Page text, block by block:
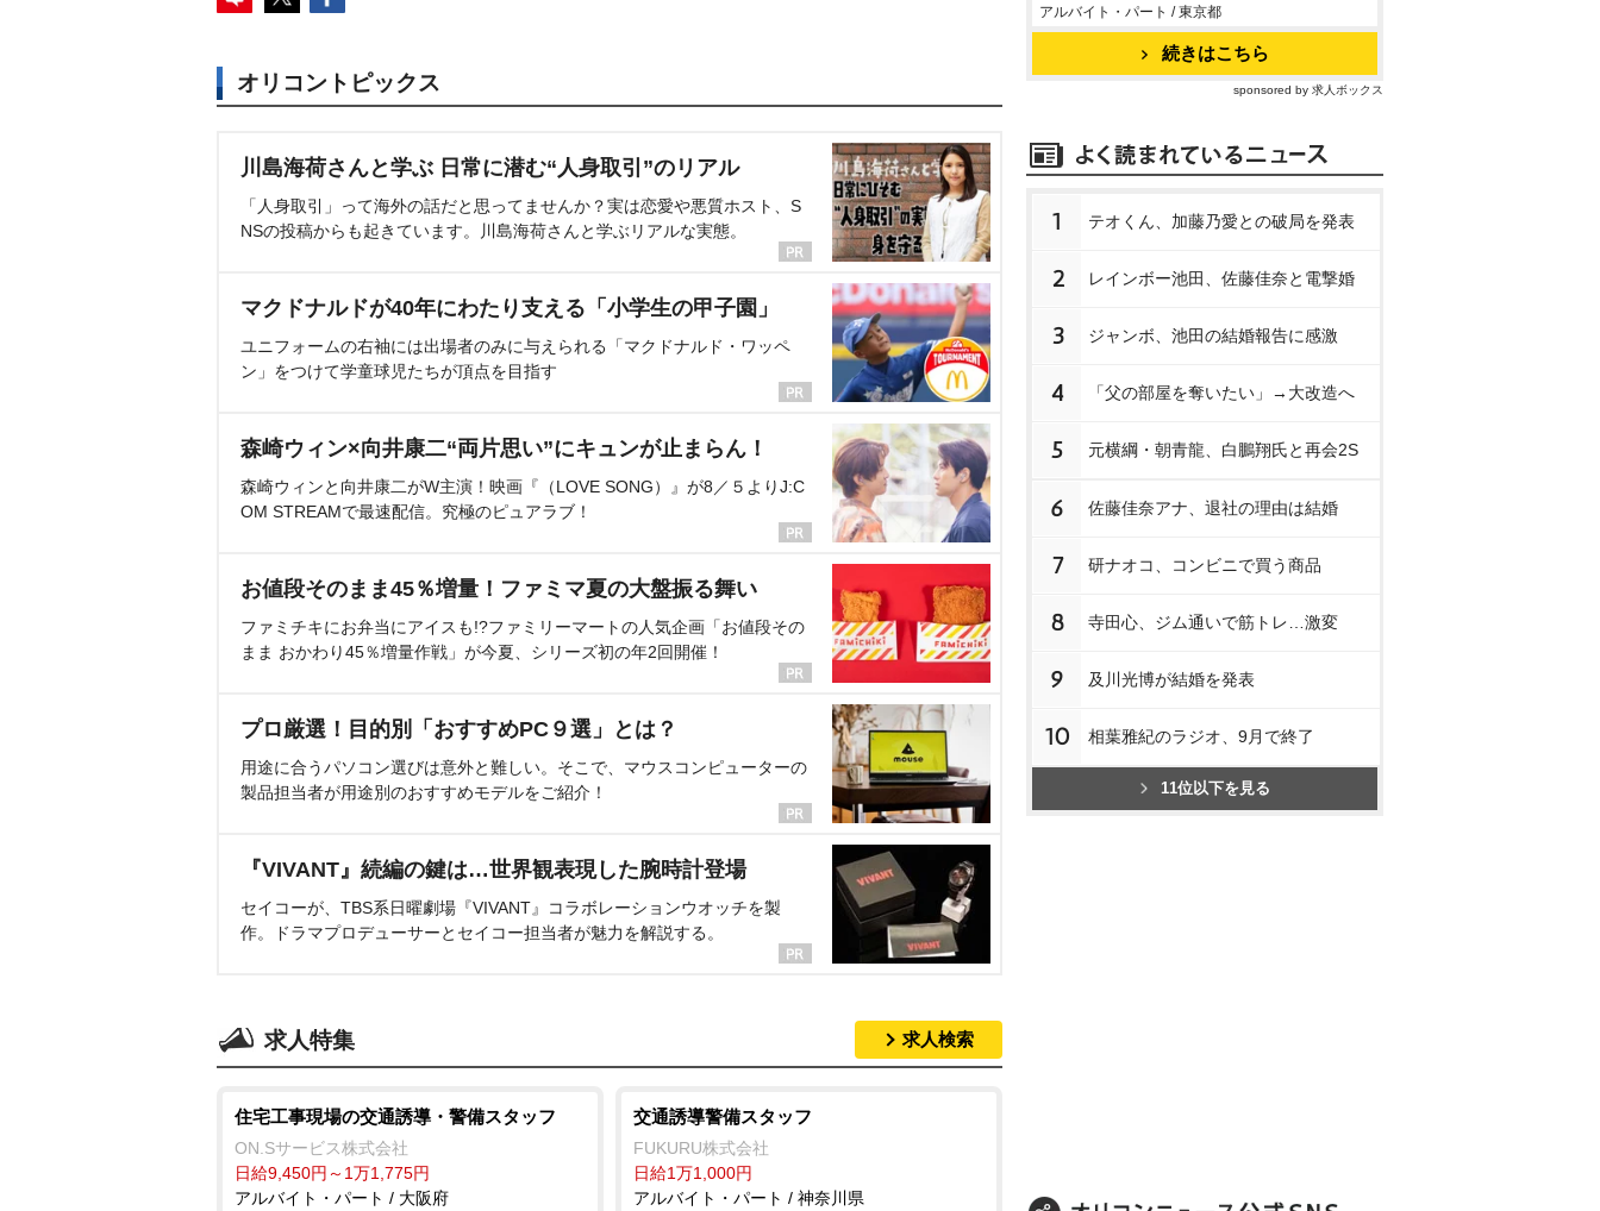
オリコントピックス
川島海荷さんと学ぶ 日常に潜む“人身取引”のリアル
「人身取引」って海外の話だと思ってませんか？実は恋愛や悪質ホスト、S
NSの投稿からも起きています。川島海荷さんと学ぶリアルな実態。
マクドナルドが40年にわたり支える「小学生の甲子園」
ユニフォームの右袖には出場者のみに与えられる「マクドナルド・ワッペ
ン」をつけて学童球児たちが頂点を目指す
森崎ウィン×向井康二“両片思い”にキュンが止まらん！
森崎ウィンと向井康二がW主演！映画『（LOVE SONG）』が8／５よりJ:C
OM STREAMで最速配信。究極のピュアラブ！
お値段そのまま45％増量！ファミマ夏の大盤振る舞い
ファミチキにお弁当にアイスも!?ファミリーマートの人気企画「お値段その
まま おかわり45％増量作戦」が今夏、シリーズ初の年2回開催！
プロ厳選！目的別「おすすめPC９選」とは？
用途に合うパソコン選びは意外と難しい。そこで、マウスコンピューターの
製品担当者が用途別のおすすめモデルをご紹介！
『VIVANT』続編の鍵は…世界観表現した腕時計登場
セイコーが、TBS系日曜劇場『VIVANT』コラボレーションウオッチを製
作。ドラマプロデューサーとセイコー担当者が魅力を解説する。
求人特集 求人検索
住宅工事現場の交通誘導・警備スタッフ
ON.Sサービス株式会社
日給9,450円～1万1,775円
アルバイト・パート / 大阪府
交通誘導警備スタッフ
FUKURU株式会社
日給1万1,000円
アルバイト・パート / 神奈川県
アルバイト・パート / 東京都
続きはこちら
sponsored by 求人ボックス
1 テオくん、加藤乃愛との破局を発表
2 レインボー池田、佐藤佳奈と電撃婚
3 ジャンボ、池田の結婚報告に感激
4 「父の部屋を奪いたい」→大改造へ
5 元横綱・朝青龍、白鵬翔氏と再会2S
6 佐藤佳奈アナ、退社の理由は結婚
7 研ナオコ、コンビニで買う商品
8 寺田心、ジム通いで筋トレ…激変
9 及川光博が結婚を発表
10 相葉雅紀のラジオ、9月で終了
11位以下を見る